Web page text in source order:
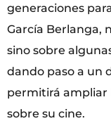
generaciones
García Berlanga,
sino sobre
dando paso a un
permitirá ampliar
sobre su cine.